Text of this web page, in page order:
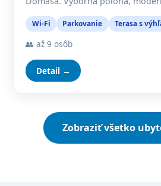
Wi-Fi Parkovanie Terasa s
👥 až 9 osôb
Detail →
Zobraziť všetko